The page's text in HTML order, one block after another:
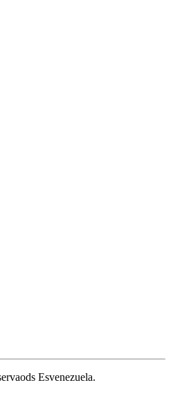
Esvenezuela.